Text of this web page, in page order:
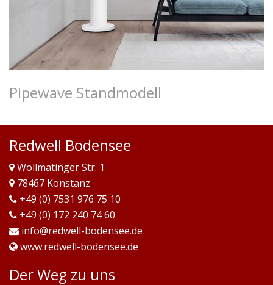
Pipewave Standmodell
Redwell Bodensee
Wollmatinger Str. 1
78467 Konstanz
+49 (0) 7531 976 75 10
+49 (0) 172 240 74 60
info@redwell-bodensee.de
www.redwell-bodensee.de
Der Weg zu uns